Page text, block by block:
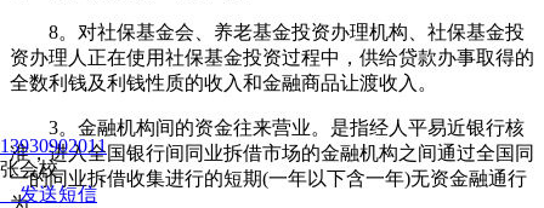
8。对社保基金会、养老基金投资办理机构、社保基金投
资办理人正在使用社保基金投资过程中，供给贷款办事取得的
全数利钱及利钱性质的收入和金融商品让渡收入。
3。金融机构间的资金往来营业。是指经人平易近银行核
准，进入全国银行间同业拆借市场的金融机构之间通过全国同
一的同业拆借收集进行的短期(一年以下含一年)无资金融通行
为。
13930902011
张会校
发送短信